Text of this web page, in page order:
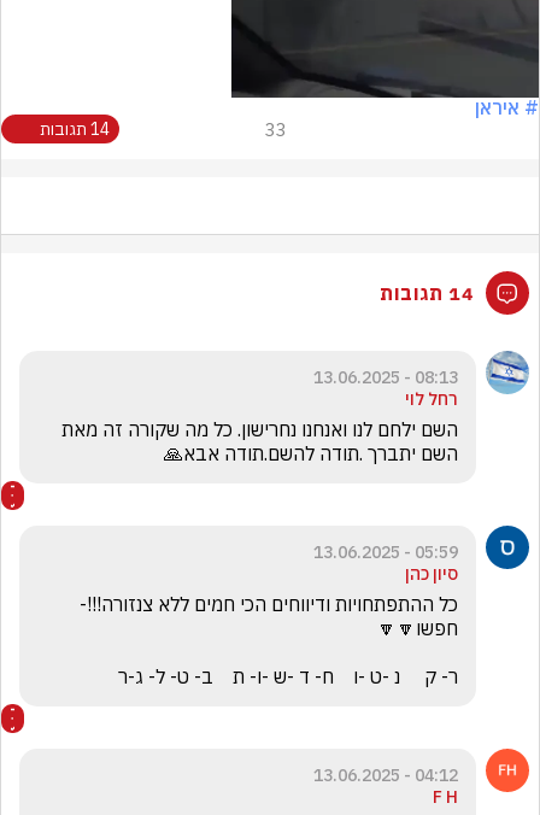
# איראן
33 14 תגובות
14 תגובות
08:13 - 13.06.2025
רחל לוי
השם יתברך .תודה להשם.תודה אבא🙏
05:59 - 13.06.2025
סיון כהן
ר- ק     נ -ט -ו    ח- ד -ש -ו- ת    ב- ט- ל- ג-ר
04:12 - 13.06.2025
F H